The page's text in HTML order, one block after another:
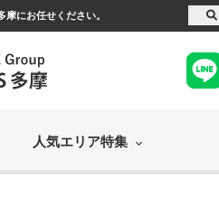
にお任せください。
人気エリア特集